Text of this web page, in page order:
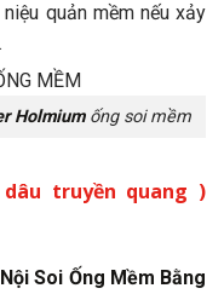
quản mềm nếu xảy
Holmium ống soi mềm
truyền quang )
Soi Ống Mềm Bằng